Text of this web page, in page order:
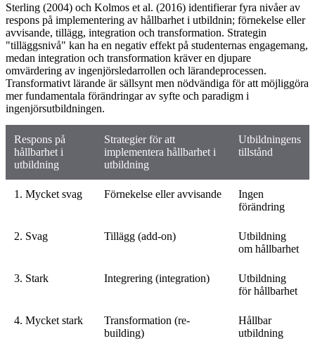
Sterling (2004) och Kolmos et al. (2016) identifierar fyra nivåer av
respons på implementering av hållbarhet i utbildnin; förnekelse eller
avvisande, tillägg, integration och transformation. Strategin
"tilläggsnivå" kan ha en negativ effekt på studenternas engagemang,
medan integration och transformation kräver en djupare
omvärdering av ingenjörsledarrollen och lärandeprocessen.
Transformativt lärande är sällsynt men nödvändiga för att möjliggöra
mer fundamentala förändringar av syfte och paradigm i
ingenjörsutbildningen.
Respons på
hållbarhet i
utbildning
Strategier för att
implementera hållbarhet i
utbildning
Utbildningens
tillstånd
1. Mycket svag Förnekelse eller avvisande
Ingen
förändring
2. Svag Tillägg (add-on)
Utbildning
om hållbarhet
3. Stark Integrering (integration)
Utbildning
för hållbarhet
4. Mycket stark
Transformation (re-
building)
Hållbar
utbildning